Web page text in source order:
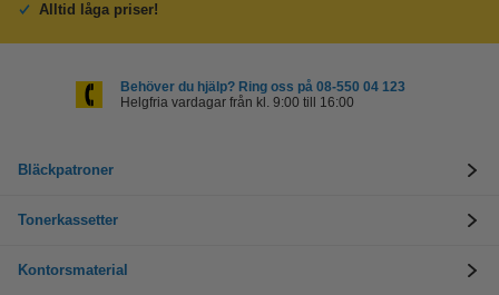
Alltid låga priser!
Behöver du hjälp? Ring oss på 08-550 04 123
Helgfria vardagar från kl. 9:00 till 16:00
Bläckpatroner
Tonerkassetter
Kontorsmaterial